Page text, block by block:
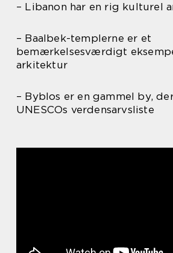
– Libanon har en rig kulturel
– Baalbek-templerne er et
bemærkelsesværdigt
arkitektur
– Byblos er en gammel by,
UNESCOs verdensarvsliste